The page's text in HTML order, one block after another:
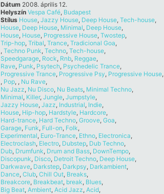
Dátum 2008. április 12.
Helyszín Vespa Café, Budapest
Stílus House, Jazzy House, Deep House, Tech-house,
House, Deep House, Minimal, Deep House,
House, House, Progressive House, Twostep,
Trip-hop, Tribal, Trance, Tradicional Goa,
, Techno Punk, Techno, Tech-house,
Speedgarage, Rock, Rnb, Reggae,
Rave, Punk, Psytech, Psychedelic Trance,
Progressive Trance, Progressive Psy, Progressive House,
, Pop, , Nu Rave,
Nu Jazz, Nu Disco, Nu Beats, Minimal Techno,
Minimal, Killer, Jungle, Jumpstyle,
Jazzy House, Jazz, Industrial, Indie,
House, Hip-hop, Hardstyle, Hardcore,
Hard-trance, Hard Techno, Groove, Goa,
Garage, Funk, Full-on, Folk,
Experimental, Euro-Trance, Ethno, Electronica,
Electroclash, Electro, Dubstep, Dub Techno,
Dub, Drumfunk, Drum and Bass, DownTempo,
Discopunk, Disco, Detroit Techno, Deep House,
Darkwave, Darkstep, Darkpsy, Darkambient,
Dance, Club, Chill Out, Breaks,
Breakcore, Breakbeat, break, Blues,
Big Beat, Ambient, Acid Jazz, Acid,